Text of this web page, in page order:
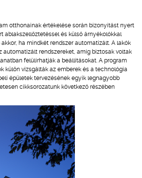
otthonainak értékelése során bizonyítást nyert
ablakszellőztetéssel és külső árnyékolókkal
ha mindkét rendszer automatizált. A lakók
automatizált rendszereket, amíg biztosak voltak
felülírhatják a beállításokat. A program
külön vizsgálták az emberek és a technológia
épületek tervezésének egyik legnagyobb
cikksorozatunk következő részében